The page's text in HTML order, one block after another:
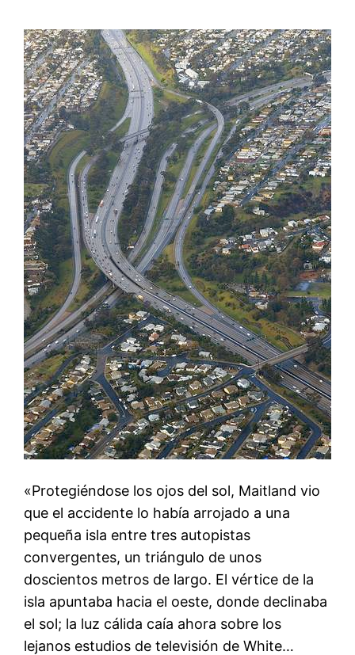
«Protegiéndose los ojos del sol, Maitland vio
que el accidente lo había arrojado a una
pequeña isla entre tres autopistas
convergentes, un triángulo de unos
doscientos metros de largo. El vértice de la
isla apuntaba hacia el oeste, donde declinaba
el sol; la luz cálida caía ahora sobre los
lejanos estudios de televisión de White…